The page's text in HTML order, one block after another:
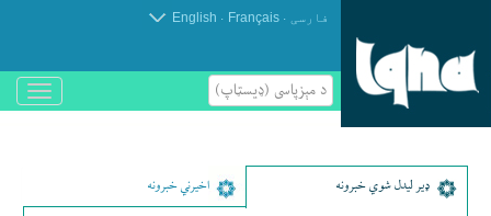
فارسی .
Français
.
English
د مېزپاسى (ډیسټاپ)
باز
و
ډير لیدل شوي خبرونه اخیرني خبرونه